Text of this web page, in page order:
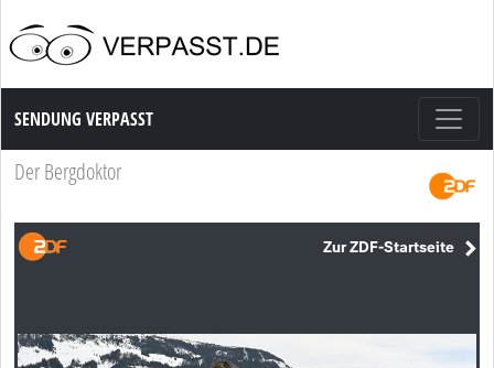
Sendung Verpasst
SENDUNG VERPASST
Der Bergdoktor